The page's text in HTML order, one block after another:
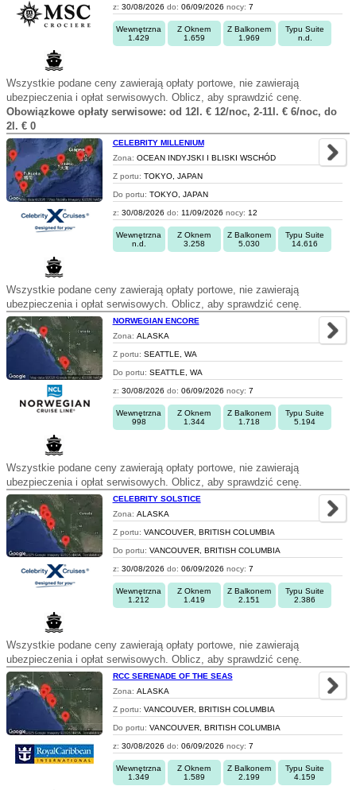
z: 30/08/2026 do: 06/09/2026 nocy: 7
Wewnętrzna
1.429
Z Oknem
1.659
Z Balkonem
1.969
Typu Suite
n.d.
Wszystkie podane ceny zawierają opłaty portowe, nie zawierają
ubezpieczenia i opłat serwisowych. Oblicz, aby sprawdzić cenę.
Obowiązkowe opłaty serwisowe: od 12l. € 12/noc, 2-11l. € 6/noc, do
2l. € 0
CELEBRITY MILLENIUM
Zona: OCEAN INDYJSKI I BLISKI WSCHÓD
Z portu: TOKYO, JAPAN
Do portu: TOKYO, JAPAN
z: 30/08/2026 do: 11/09/2026 nocy: 12
Wewnętrzna
n.d.
Z Oknem
3.258
Z Balkonem
5.030
Typu Suite
14.616
Wszystkie podane ceny zawierają opłaty portowe, nie zawierają
ubezpieczenia i opłat serwisowych. Oblicz, aby sprawdzić cenę.
NORWEGIAN ENCORE
Zona: ALASKA
Z portu: SEATTLE, WA
Do portu: SEATTLE, WA
z: 30/08/2026 do: 06/09/2026 nocy: 7
Wewnętrzna
998
Z Oknem
1.344
Z Balkonem
1.718
Typu Suite
5.194
Wszystkie podane ceny zawierają opłaty portowe, nie zawierają
ubezpieczenia i opłat serwisowych. Oblicz, aby sprawdzić cenę.
CELEBRITY SOLSTICE
Zona: ALASKA
Z portu: VANCOUVER, BRITISH COLUMBIA
Do portu: VANCOUVER, BRITISH COLUMBIA
z: 30/08/2026 do: 06/09/2026 nocy: 7
Wewnętrzna
1.212
Z Oknem
1.419
Z Balkonem
2.151
Typu Suite
2.386
Wszystkie podane ceny zawierają opłaty portowe, nie zawierają
ubezpieczenia i opłat serwisowych. Oblicz, aby sprawdzić cenę.
RCC SERENADE OF THE SEAS
Zona: ALASKA
Z portu: VANCOUVER, BRITISH COLUMBIA
Do portu: VANCOUVER, BRITISH COLUMBIA
z: 30/08/2026 do: 06/09/2026 nocy: 7
Wewnętrzna
1.349
Z Oknem
1.589
Z Balkonem
2.199
Typu Suite
4.159